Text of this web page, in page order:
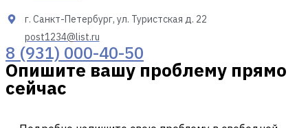
г. Санкт-Петербург, ул. Туристская д. 22
post1234@list.ru
8 (931) 000-40-50
Опишите вашу проблему прямо
сейчас